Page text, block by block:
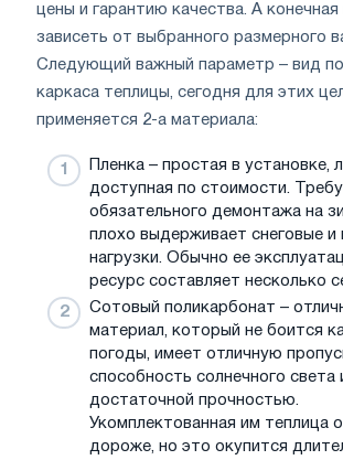
цены и гарантию качества. А
зависеть от выбранного размерного
Следующий важный параметр – вид
каркаса теплицы, сегодня для этих
применяется 2-а материала:
Пленка – простая в установке,
доступная по стоимости.
обязательного демонтажа на
плохо выдерживает снеговые и
нагрузки. Обычно ее
ресурс составляет несколько
Сотовый поликарбонат –
материал, который не боится
погоды, имеет отличную
способность солнечного света
достаточной прочностью.
Укомплектованная им теплица
дороже, но это окупится